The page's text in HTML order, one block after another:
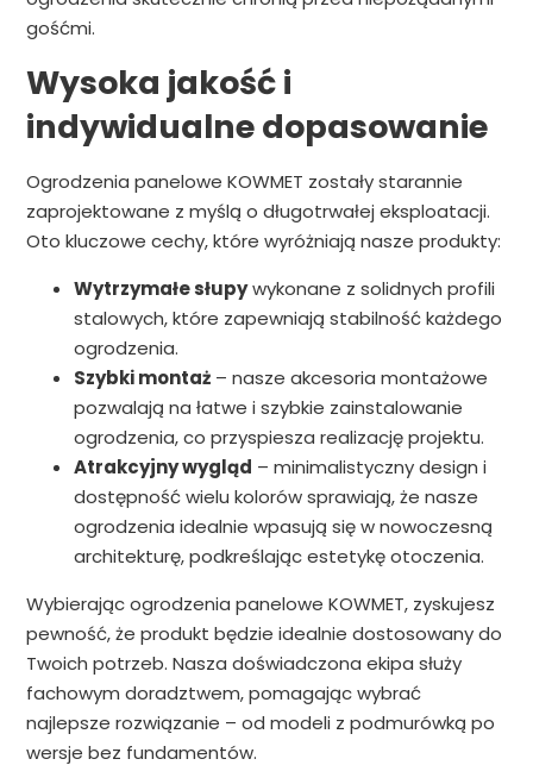
gośćmi.
Wysoka jakość i
indywidualne dopasowanie
Ogrodzenia panelowe KOWMET zostały starannie
zaprojektowane z myślą o długotrwałej eksploatacji.
Oto kluczowe cechy, które wyróżniają nasze produkty:
Wytrzymałe słupywykonane z solidnych profili
stalowych, które zapewniają stabilność każdego
ogrodzenia.
Szybki montaż– nasze akcesoria montażowe
pozwalają na łatwe i szybkie zainstalowanie
ogrodzenia, co przyspiesza realizację projektu.
Atrakcyjny wygląd – minimalistyczny design i
dostępność wielu kolorów sprawiają, że nasze
ogrodzenia idealnie wpasują się w nowoczesną
architekturę, podkreślając estetykę otoczenia.
Wybierając ogrodzenia panelowe KOWMET, zyskujesz
pewność, że produkt będzie idealnie dostosowany do
Twoich potrzeb. Nasza doświadczona ekipa służy
fachowym doradztwem, pomagając wybrać
najlepsze rozwiązanie – od modeli z podmurówką po
wersje bez fundamentów.